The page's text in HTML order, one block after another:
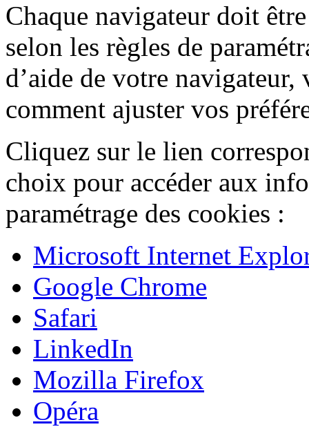
Chaque navigateur doit
selon les règles de
d’aide de votre
comment ajuster vos
Cliquez sur le lien
choix pour accéder aux
paramétrage des cookies :
Microsoft Internet
Google Chrome
Safari
LinkedIn
Mozilla Firefox
Opéra